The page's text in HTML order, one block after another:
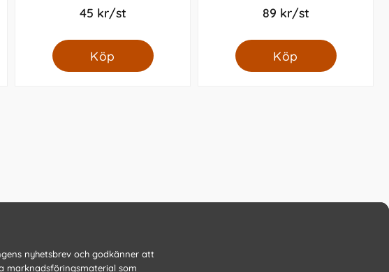
45 kr/st
Köp
89 kr/st
Köp
nyhetsbrev och godkänner att
marknadsföringsmaterial som